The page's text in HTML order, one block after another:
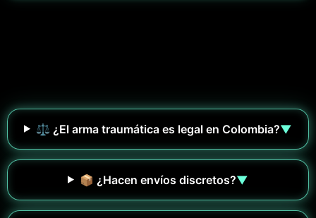
⚖️ ¿El arma traumática es legal en Colombia?▼
📦 ¿Hacen envíos discretos?▼